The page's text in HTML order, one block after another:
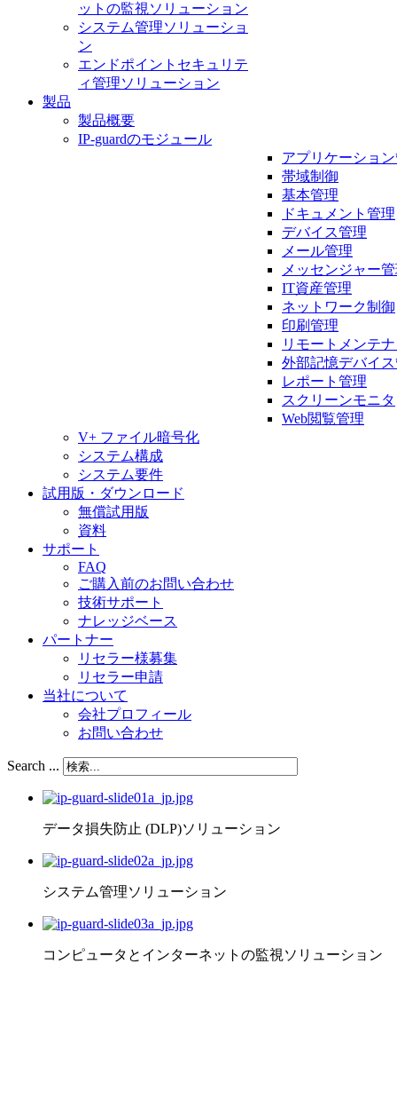
ットの監視ソリューション
システム管理ソリューショ
ン
エンドポイントセキュリテ
ィ管理ソリューション
製品
製品概要
IP-guardのモジュール
アプリケーショ
帯域制御
基本管理
ドキュメント管理
デバイス管理
メール管理
メッセンジャー
IT資産管理
ネットワーク制御
印刷管理
リモートメンテ
外部記憶デバイ
レポート管理
スクリーンモニタ
Web閲覧管理
V+ ファイル暗号化
システム構成
システム要件
試用版・ダウンロード
無償試用版
資料
サポート
FAQ
ご購入前のお問い合わせ
技術サポート
ナレッジベース
パートナー
リセラー様募集
リセラー申請
当社について
会社プロフィール
お問い合わせ
Search ...
データ損失防止 (DLP)ソリューション
システム管理ソリューション
コンピュータとインターネットの監視ソリューション